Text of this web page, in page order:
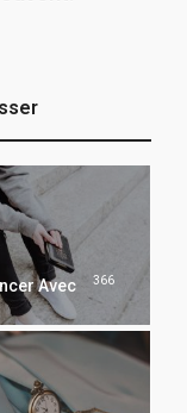
Avec
366